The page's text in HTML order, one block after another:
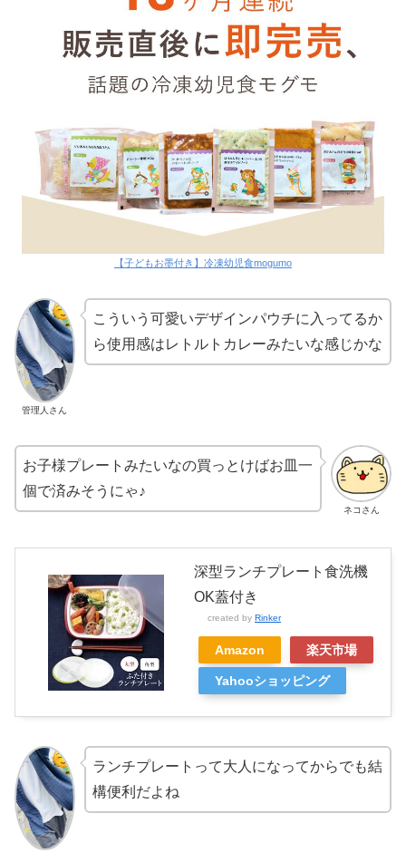
【子どもお墨付き】冷凍幼児食mogumo
管理人さん
こういう可愛いデザインパウチに入ってるか
ら使用感はレトルトカレーみたいな感じかな
ネコさん
お子様プレートみたいなの買っとけばお皿一
個で済みそうにゃ♪
深型ランチプレート食洗機
OK蓋付き
created by Rinker
Amazon 楽天市場
Yahooショッピング
ランチプレートって大人になってからでも結
構便利だよね